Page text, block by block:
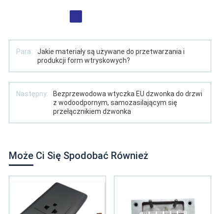
Para:
Jakie materiały są używane do przetwarzania i
produkcji form wtryskowych?
Następny:
Bezprzewodowa wtyczka EU dzwonka do drzwi
z wodoodpornym, samozasilającym się
przełącznikiem dzwonka
Może Ci Się Spodobać Również